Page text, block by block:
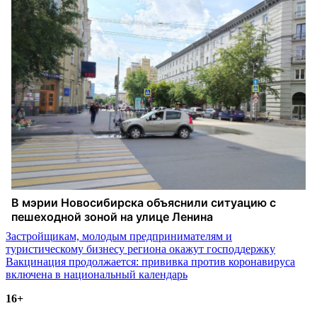
Навигация
по
записям
Застройщикам, молодым предпринимателям и
туристическому бизнесу региона окажут господдержку
Вакцинация продолжается: прививка против коронавируса
включена в национальный календарь
16+